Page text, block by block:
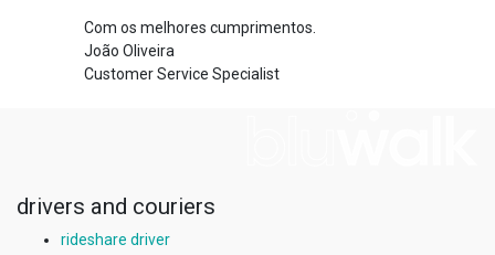
Com os melhores cumprimentos.
João Oliveira
Customer Service Specialist
drivers and couriers
rideshare driver